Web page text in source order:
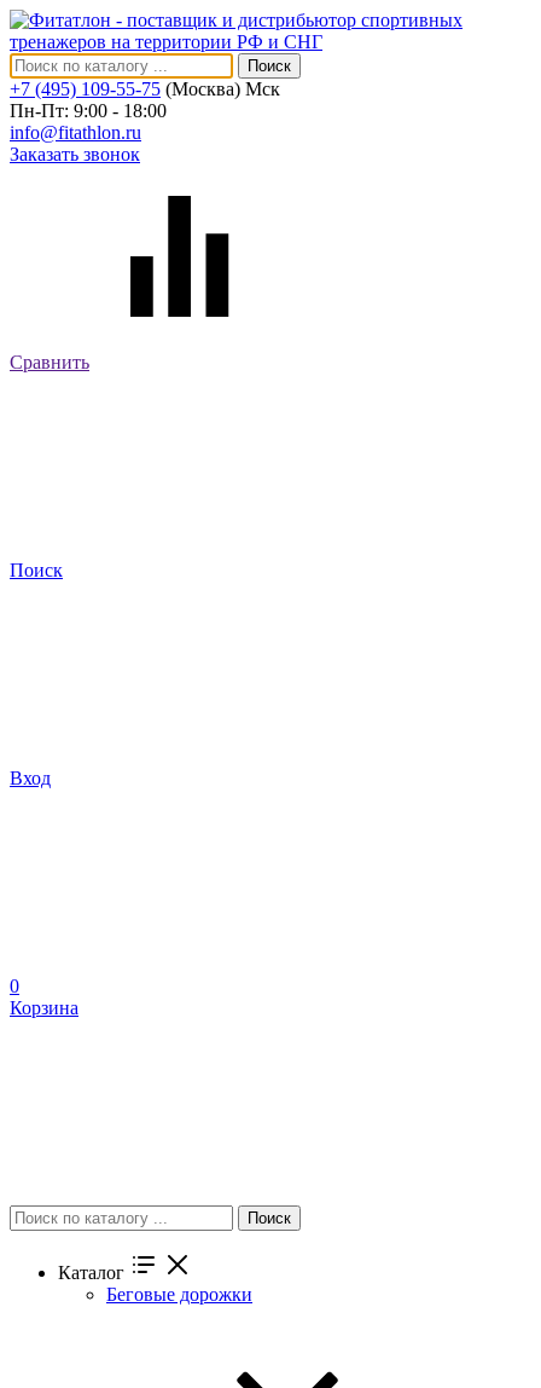
Поиск
+7 (495) 109-55-75 (Москва) Мск
Пн-Пт: 9:00 - 18:00
info@fitathlon.ru
Заказать звонок
Сравнить
Поиск
Вход
0
Корзина
Поиск
Каталог
Беговые дорожки